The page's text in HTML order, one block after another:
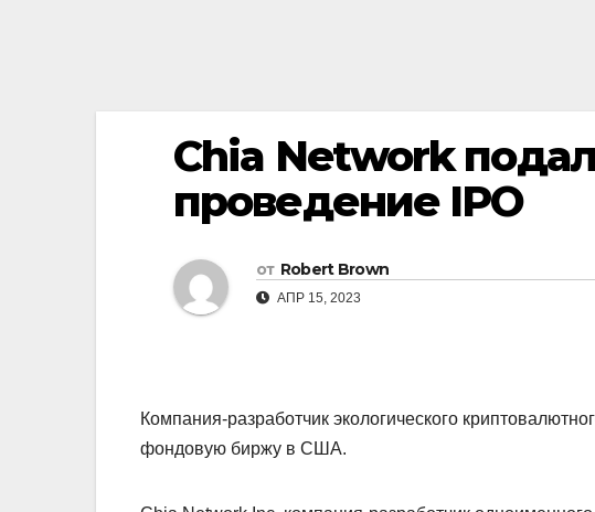
Chia Network
проведение IPO
от Robert Brown
АПР 15, 2023
Компания-разработчик экологического
фондовую биржу в США.